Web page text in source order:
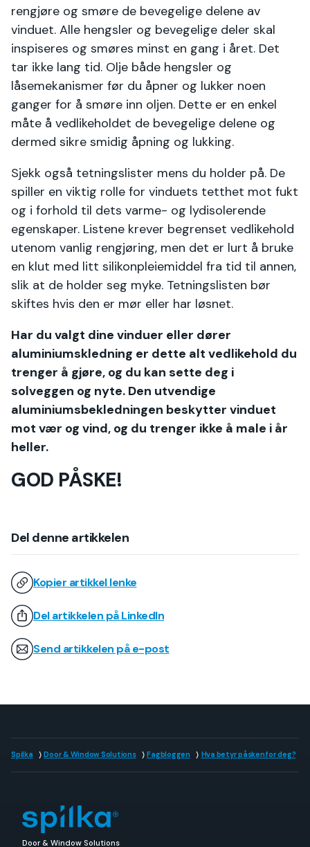
rengjøre og smøre de bevegelige delene av
vinduet. Alle hengsler og bevegelige deler skal
inspiseres og smøres minst en gang i året. Det
tar ikke lang tid. Olje både hengsler og
låsemekanismer før du åpner og lukker noen
ganger for å smøre inn oljen. Dette er en enkel
måte å vedlikeholdet de bevegelige delene og
dermed sikre smidig åpning og lukking.
Sjekk også tetningslister mens du holder på. De
spiller en viktig rolle for vinduets tetthet mot fukt
og i forhold til dets varme- og lydisolerende
egenskaper. Listene krever begrenset vedlikehold
utenom vanlig rengjøring, men det er lurt å bruke
en klut med litt silikonpleiemiddel fra tid til annen,
slik at de holder seg myke. Tetningslisten bør
skiftes hvis den er mør eller har løsnet.
Har du valgt dine vinduer eller dører
aluminiumskledning er dette alt vedlikehold du
trenger å gjøre, og du kan sette deg i
solveggen og nyte. Den utvendige
aluminiumsbekledningen beskytter vinduet
mot vær og vind, og du trenger ikke å male i år
heller.
GOD PÅSKE!
Del denne artikkelen
Kopier artikkel lenke
Del artikkelen på LinkedIn
Send artikkelen på e-post
Spilka Door & Window Solutions Fagbloggen Hva betyr påsken for deg?
Door & Window Solutions